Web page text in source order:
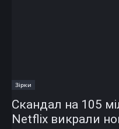
Зірки
Скандал на 105
Netflix викрали